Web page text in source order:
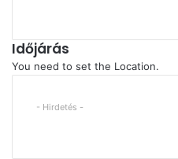
Időjárás
You need to set the Location.
- Hirdetés -